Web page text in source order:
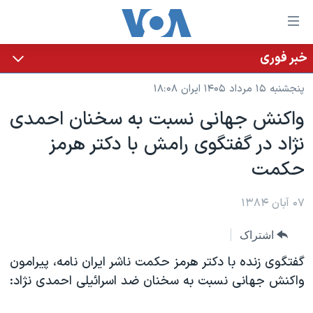
لینکهای
قابل
دسترسی
جهش
محتوای
اصلی
جهش
صفحه
جهش
به
جستجو
خانه
نسخه سبک وب‌سایت
موضوع ها
ایران
آمریکا
جهان
ویژه برنامه‌ها
برنامه های تلویزیونی
جدول برنامه ها
صفحه‌های ویژه
۲۵۰سالگی آمریکا
فرکانس‌های صدای آمریکا
پخش رادیویی
یادگیری زبان انگلیسی
خبر فوری
پنجشنبه ۱۵ مرداد ۱۴۰۵ ایران ۱۸:۰۸
واکنش جهانی نسبت به سخنان احمدی
نژاد در گفتگوی رامش با دکتر هرمز
حکمت
۰۷ آبان ۱۳۸۴
اشتراک
گفتگوی زنده با دکتر هرمز حکمت ناشر ايران نامه، پيرامون
واکنش جهانی نسبت به سخنان ضد اسرائيلی احمدی نژاد: